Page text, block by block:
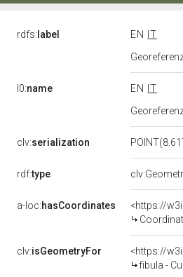
rdfs: label EN
IT
l0:name EN
IT
clv:serialization
rdf:type
a-loc:hasCoordinates
<https://
clv:isGeometryFor
<https://
fibula -